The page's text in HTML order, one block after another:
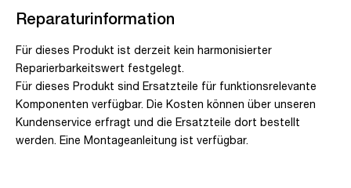
Reparaturinformation
Für dieses Produkt ist derzeit kein harmonisierter
Reparierbarkeitswert festgelegt.
Für dieses Produkt sind Ersatzteile für funktionsrelevante
Komponenten verfügbar. Die Kosten können über unseren
Kundenservice erfragt und die Ersatzteile dort bestellt
werden. Eine Montageanleitung ist verfügbar.